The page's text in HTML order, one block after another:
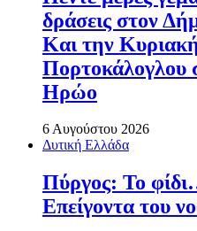
δράσεις στον
Και την
Πορτοκάλογλου
Ηρώο
6 Αυγούστου 2026
Δυτική Ελλάδα
Πύργος: Το
Επείγοντα του